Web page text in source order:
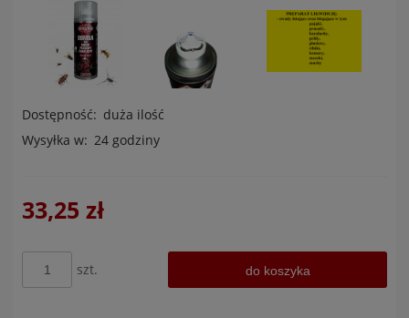
Dostępność: duża ilość
Wysyłka w: 24 godziny
33,25 zł
szt. do koszyka